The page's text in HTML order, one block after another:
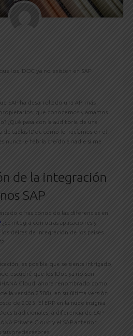
los IDOC ya no existen en SAP
SAP ha desarrollado una API más
que conocemos y amamos
¿Qué pasa con la auditoría de una
de tablas IDoc como lo hacíamos en el
nunca le habría creído a nadie si me
de la integración
SAP
o has conocido las diferencias en
¿Se integra con otras aplicaciones y
los deltas de integración de los países
es posible que se sienta intrigado,
escuché que los IDoc ya no son
Cloud, ahora renombrado como
la versión 2508), en su última versión
de 2025. El ERP en la nube insignia
tradicionales, a diferencia de SAP
Private Cloud y el SAP anterior.
sus predecesores.